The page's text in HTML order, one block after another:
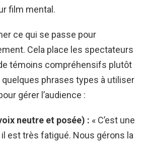
film mental.
ce qui se passe pour
Cela place les spectateurs
témoins compréhensifs plutôt
phrases types à utiliser
gérer l’audience :
neutre et posée) : « C’est une
est très fatigué. Nous gérons la